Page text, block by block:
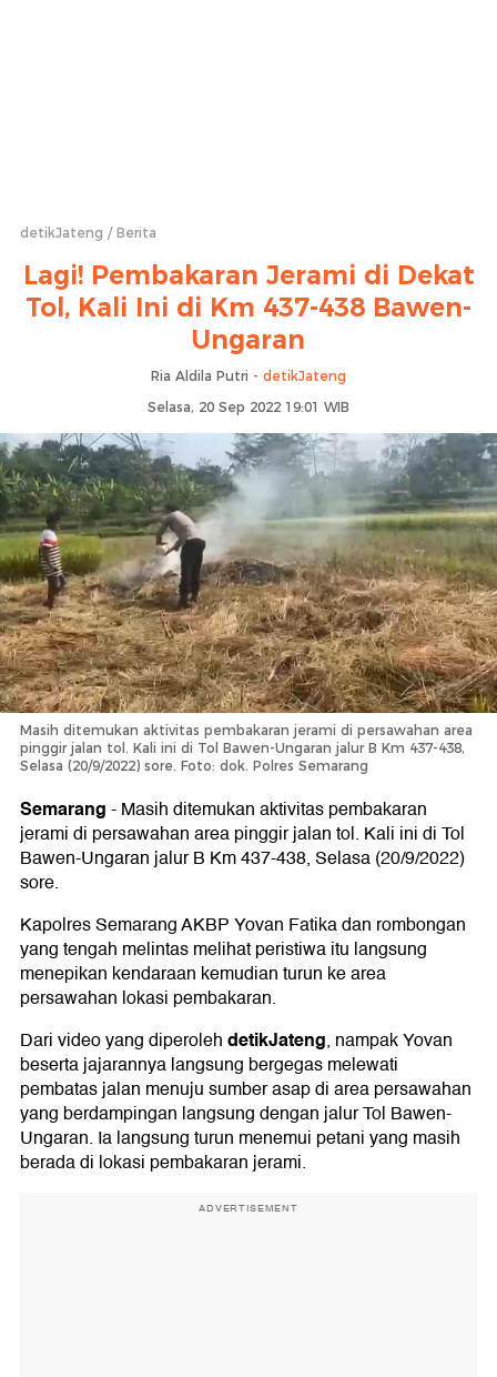
detikJateng Berita
Lagi! Pembakaran Jerami di Dekat
Tol, Kali Ini di Km 437-438 Bawen-
Ungaran
Ria Aldila Putri - detikJateng
Selasa, 20 Sep 2022 19:01 WIB
Masih ditemukan aktivitas pembakaran jerami di persawahan area
pinggir jalan tol. Kali ini di Tol Bawen-Ungaran jalur B Km 437-438,
Selasa (20/9/2022) sore. Foto: dok. Polres Semarang
Semarang-Masih ditemukan aktivitas pembakaran
jerami di persawahan area pinggir jalan tol. Kali ini di Tol
Bawen-Ungaran jalur B Km 437-438, Selasa (20/9/2022)
sore.
Kapolres Semarang AKBP Yovan Fatika dan rombongan
yang tengah melintas melihat peristiwa itu langsung
menepikan kendaraan kemudian turun ke area
persawahan lokasi pembakaran.
Dari video yang diperolehdetikJateng, nampak Yovan
beserta jajarannya langsung bergegas melewati
pembatas jalan menuju sumber asap di area persawahan
yang berdampingan langsung dengan jalur Tol Bawen-
Ungaran. Ia langsung turun menemui petani yang masih
berada di lokasi pembakaran jerami.
ADVERTISEMENT